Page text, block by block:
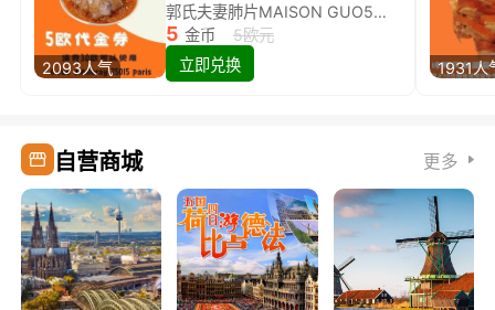
2093人气
郭氏夫妻肺片MAISON GUO5欧代金券限量兑换啦！
5 金币
5欧元
立即兑换
1931人
自营商城 更多